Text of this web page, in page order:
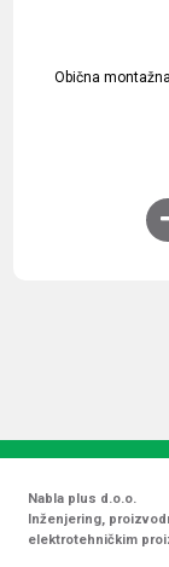
Obična
Nabla plus d.o.o.
Inženjering,
elektrotehničkim